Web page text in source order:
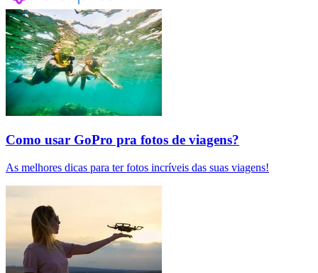
Como usar GoPro pra fotos de viagens?
As melhores dicas para ter fotos incríveis das suas viagens!